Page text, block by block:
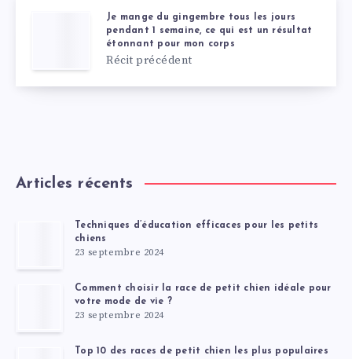
Je mange du gingembre tous les jours
pendant 1 semaine, ce qui est un résultat
étonnant pour mon corps
Récit précédent
Articles récents
Techniques d’éducation efficaces pour les petits
chiens
23 septembre 2024
Comment choisir la race de petit chien idéale pour
votre mode de vie ?
23 septembre 2024
Top 10 des races de petit chien les plus populaires